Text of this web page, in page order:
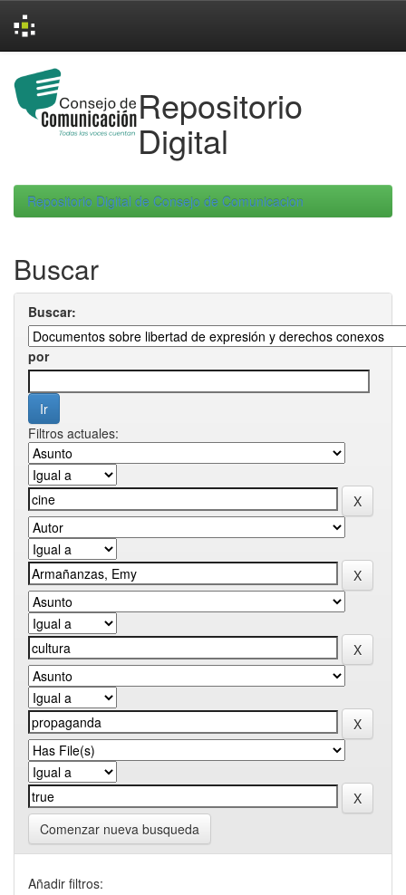
navigation
Repositorio
Digital
Repositorio Digital de Consejo de Comunicacion
Buscar
Buscar:
por
Filtros actuales:
Comenzar nueva busqueda
Añadir filtros: